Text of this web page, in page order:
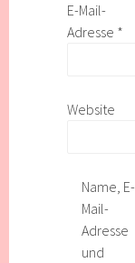
E-Mail-
Adresse *
Website
Name, E-
Mail-
Adresse
und